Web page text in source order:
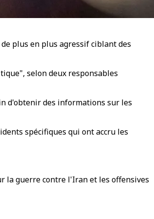
plus en plus agressif ciblant des
selon deux responsables
d'obtenir des informations sur les
spécifiques qui ont accru les
la guerre contre l'Iran et les offensives